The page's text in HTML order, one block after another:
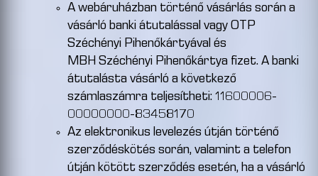
A webáruházban történő vásárlás során a
vásárló banki átutalással vagy OTP
Széchényi Pihenőkártyával és
MBH Széchényi Pihenőkártya fizet. A banki
átutalásta vásárló a következő
számlaszámra teljesítheti: 11600006-
00000000-83458170
Az elektronikus levelezés útján történő
szerződéskötés során, valamint a telefon
útján kötött szerződés esetén, ha a vásárló